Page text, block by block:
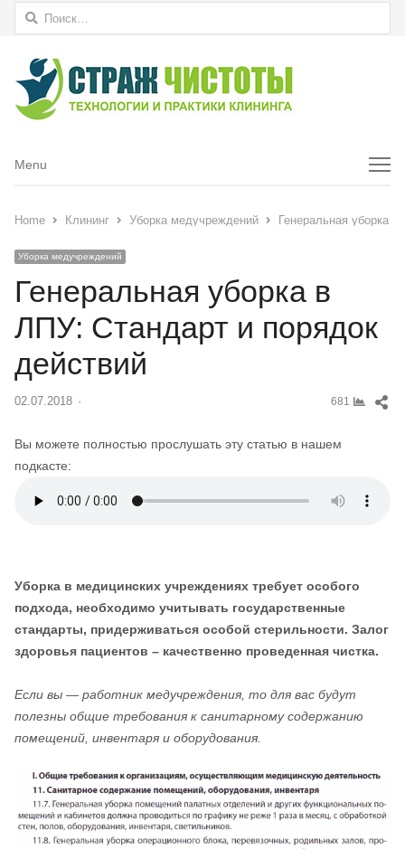
Найти:
Menu
Menu
Home Клининг Уборка медучреждений Генеральная уборка
Уборка медучреждений
Генеральная уборка в
ЛПУ: Стандарт и порядок
действий
02.07.2018 681
Вы можете полностью прослушать эту статью в нашем
подкасте:
Уборка в медицинских учреждениях требует особого
подхода, необходимо учитывать государственные
стандарты, придерживаться особой стерильности. Залог
здоровья пациентов – качественно проведенная чистка.
Если вы — работник медучреждения, то для вас будут
полезны общие требования к санитарному содержанию
помещений, инвентаря и оборудования.